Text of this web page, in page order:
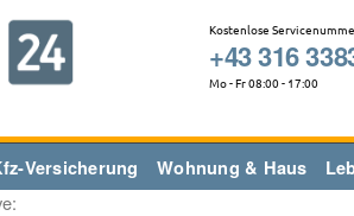
Kostenlose
+43 316
Mo - Fr 08:00 - 17:00
Versicherung Wohnung & Haus